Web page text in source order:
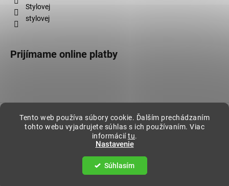
Tento web používa súbory cookie. Ďalším prechádzaním
tohto webu vyjadrujete súhlas s ich používaním. Viac
informáciítu.
Nastavenie
Súhlasím
Stylovej
stylovej
Prijímame online platby
Vytvoril Shoptet
Copyright 2026Stylovej. Všetky práva vyhradené.